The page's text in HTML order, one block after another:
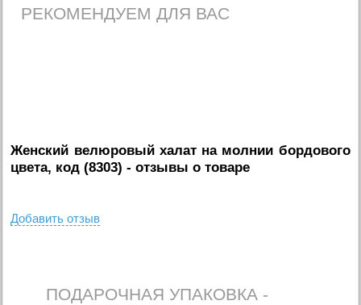
РЕКОМЕНДУЕМ ДЛЯ ВАС
Женский велюровый халат на молнии бордового
цвета, код (8303) - отзывы о товаре
Добавить отзыв
ПОДАРОЧНАЯ УПАКОВКА -